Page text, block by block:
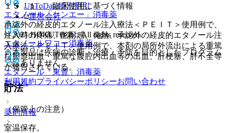
エタノール「ケンエー」 消毒薬
エタノールワコー消毒薬
エタノール「東豊」 消毒薬
ホーム
薬剤情報
１５．１． 臨床使用に基づく情報
承認外の経皮的エタノール注入療法＜ＰＥＩＴ＞使用例で、
注入時の疼痛、酩酊感、発熱、承認外の経皮的エタノール注
入療法＜ＰＥＩＴ＞使用例で、本剤の局所外流出による重篤
な胆道出血・重篤な腹腔内出血等の出血、肝梗塞、肝不全等
が報告されている。
貯法
（保管上の注意）
室温保存。
UpToDate特別割引
運営会社
© 2021 HOKUTO Inc. All rights reserved.
※本製品は疾病の診断・治療・予防を目的としたプログラム
ではありません。
利用規約プライバシーポリシーお問い合わせ